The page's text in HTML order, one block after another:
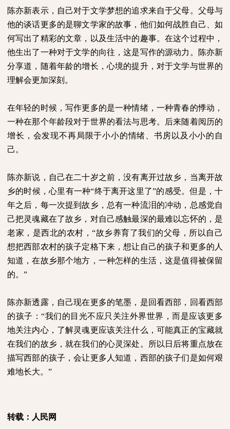
陈亦新表示，自己对于文学梦想的追求来自于父母。父母与
他的谈话更多的是聊文学家的故事，他们如何战胜自己、如
何写出了精彩的文章，以及生活中的趣事。在这个过程中，
他生出了一种对于文学的向往，这是写作的源动力。陈亦新
分享道，随着年龄的增长，心境的提升，对于文学与世界的
理解会更加深刻。
在年轻的时候，写作更多的是一种情绪，一种青春的悸动，
一种在那个年龄段对于世界的看法与思考。后来随着阅历的
增长，会发现不再局限于小小的情绪、书房以及小小的自
己。
陈亦新说，自己在二十岁之前，没有离开过故乡，当离开故
乡的时候，心里有一种“终于离开这里了”的感受。但是，十
年之后，每一次提到故乡，总有一种流泪的冲动，总感觉自
己把灵魂藏在了故乡，对自己感触最深的最难以忘怀的，是
老家，是西北的农村，“故乡养育了我们的父母，所以自己
想把西部农村的孩子定格下来，想让自己的孩子和更多的人
知道，在故乡那个地方，一种怎样的生活，这是值得被保留
的。”
陈亦新透露，自己现在更多的笔墨，是回看西部，回看西部
的孩子：“我们的目光不应只关注外界世界，而是应该更多
地关注内心，了解灵魂更应该关注什么，可能真正的宝藏就
在我们的故乡，就在我们的心灵深处。所以日后将重点放在
描写西部的孩子，会让更多人知道，西部的孩子们是如何艰
难地长大。”
转载：人民网